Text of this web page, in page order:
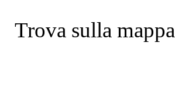
Trova sulla mappa